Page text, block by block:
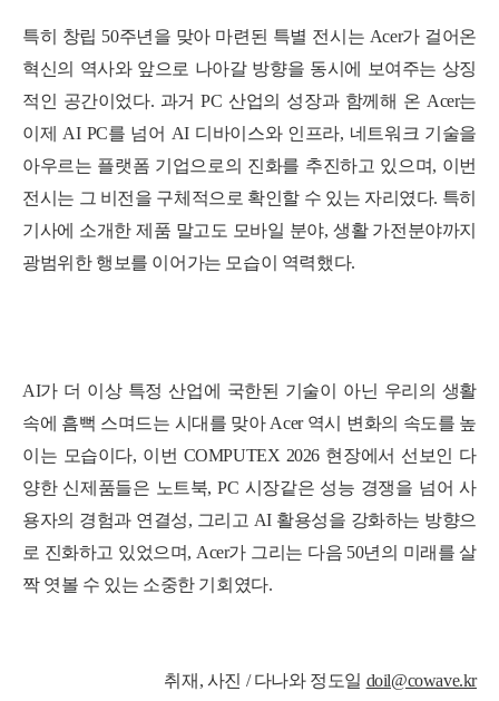
특히 창립 50주년을 맞아 마련된 특별 전시는 Acer가 걸어온
혁신의 역사와 앞으로 나아갈 방향을 동시에 보여주는 상징
적인 공간이었다. 과거 PC 산업의 성장과 함께해 온 Acer는
이제 AI PC를 넘어 AI 디바이스와 인프라, 네트워크 기술을
아우르는 플랫폼 기업으로의 진화를 추진하고 있으며, 이번
전시는 그 비전을 구체적으로 확인할 수 있는 자리였다. 특히
기사에 소개한 제품 말고도 모바일 분야, 생활 가전분야까지
광범위한 행보를 이어가는 모습이 역력했다.
AI가 더 이상 특정 산업에 국한된 기술이 아닌 우리의 생활
속에 흠뻑 스며드는 시대를 맞아 Acer 역시 변화의 속도를 높
이는 모습이다, 이번 COMPUTEX 2026 현장에서 선보인 다
양한 신제품들은 노트북, PC 시장같은 성능 경쟁을 넘어 사
용자의 경험과 연결성, 그리고 AI 활용성을 강화하는 방향으
로 진화하고 있었으며, Acer가 그리는 다음 50년의 미래를 살
짝 엿볼 수 있는 소중한 기회였다.
취재, 사진 / 다나와 정도일 doil@cowave.kr
세부정보 열기/접기